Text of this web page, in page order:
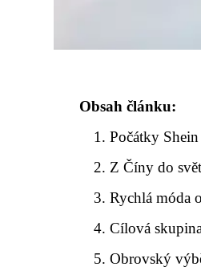
Obsah článku:
Počátky Shein
Z Číny do
Rychlá móda
Cílová
Obrovský